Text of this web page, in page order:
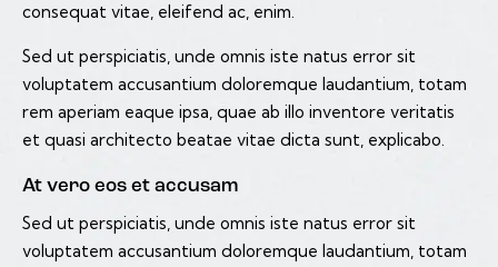
consequat vitae, eleifend ac, enim.
Sed ut perspiciatis, unde omnis iste natus error sit
voluptatem accusantium doloremque laudantium, totam
rem aperiam eaque ipsa, quae ab illo inventore veritatis
et quasi architecto beatae vitae dicta sunt, explicabo.
At vero eos et accusam
Sed ut perspiciatis, unde omnis iste natus error sit
voluptatem accusantium doloremque laudantium, totam